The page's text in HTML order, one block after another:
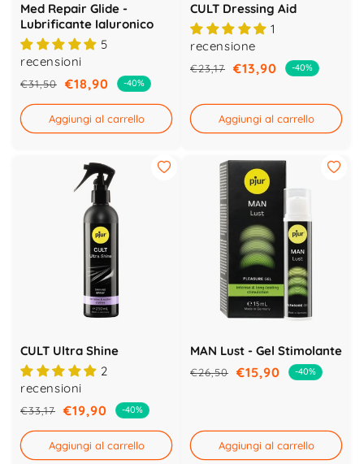
Med Repair Glide -
Lubrificante Ialuronico
5
recensioni
Prezzo
di
listino
€31,50
Prezzo
scontato
€18,90 -40%
Aggiungi al carrello
CULT Dressing Aid
1
recensione
Prezzo
listino
€23,17
Prezzo€13,90 -40%
Aggiungi al carrello
CULT Ultra Shine
2
recensioni
Prezzo
di
listino
€33,17
Prezzo
scontato
€19,90 -40%
Aggiungi al carrello
MAN Lust - Gel Stimolante
Prezzo
€26,50
Prezzo €15,90 -40%
Aggiungi al carrello